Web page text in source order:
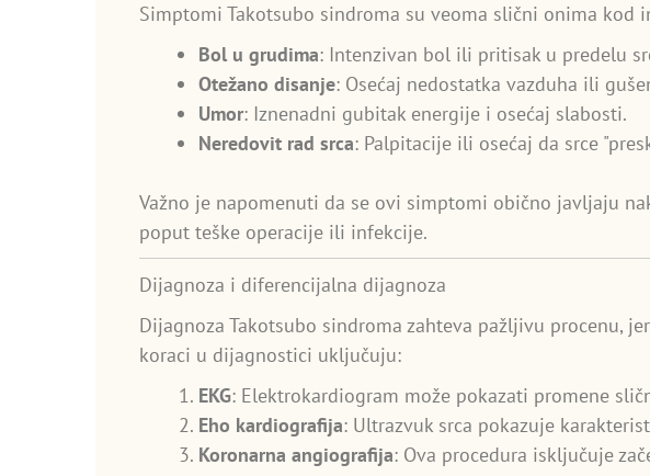
Simptomi Takotsubo sindroma su veoma slični onima
Bol u grudima: Intenzivan bol ili pritisak u predelu
Otežano disanje: Osećaj nedostatka vazduha ili
Umor: Iznenadni gubitak energije i osećaj slabosti.
Neredovit rad srca: Palpitacije ili osećaj da srce
Važno je napomenuti da se ovi simptomi obično javljaju
poput teške operacije ili infekcije.
Dijagnoza i diferencijalna dijagnoza
Dijagnoza Takotsubo sindroma zahteva pažljivu procenu,
koraci u dijagnostici uključuju:
EKG: Elektrokardiogram može pokazati promene
Eho kardiografija: Ultrazvuk srca pokazuje
Koronarna angiografija: Ova procedura isključuje